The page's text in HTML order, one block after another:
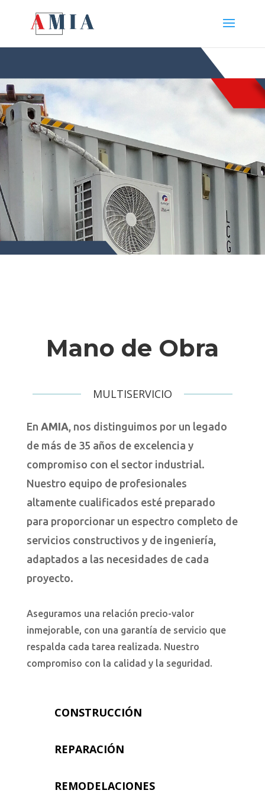
Mano de Obra
MULTISERVICIO
En AMIA, nos distinguimos por un legado
de más de 35 años de excelencia y
compromiso con el sector industrial.
Nuestro equipo de profesionales
altamente cualificados esté preparado
para proporcionar un espectro completo de
servicios constructivos y de ingeniería,
adaptados a las necesidades de cada
proyecto.
Aseguramos una relación precio-valor
inmejorable, con una garantía de servicio que
respalda cada tarea realizada. Nuestro
compromiso con la calidad y la seguridad.
CONSTRUCCIÓN
REPARACIÓN
REMODELACIONES